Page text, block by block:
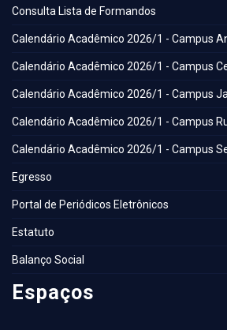
Consulta Lista de Formandos
Calendário Acadêmico 2026/1 - Campus
Calendário Acadêmico 2026/1 - Campus
Calendário Acadêmico 2026/1 - Campus
Calendário Acadêmico 2026/1 - Campus
Calendário Acadêmico 2026/1 - Campus
Egresso
Portal de Periódicos Eletrônicos
Estatuto
Balanço Social
Espaços